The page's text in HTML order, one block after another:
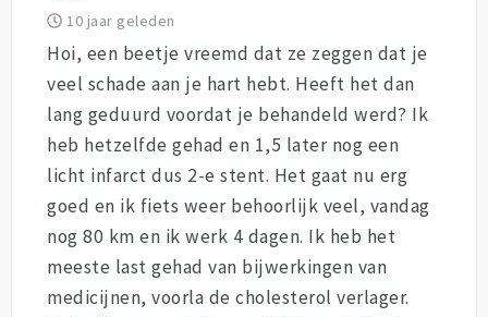
10 jaar geleden
Hoi, een beetje vreemd dat ze zeggen dat je
veel schade aan je hart hebt. Heeft het dan
lang geduurd voordat je behandeld werd? Ik
heb hetzelfde gehad en 1,5 later nog een
licht infarct dus 2-e stent. Het gaat nu erg
goed en ik fiets weer behoorlijk veel, vandag
nog 80 km en ik werk 4 dagen. Ik heb het
meeste last gehad van bijwerkingen van
medicijnen, voorla de cholesterol verlager.